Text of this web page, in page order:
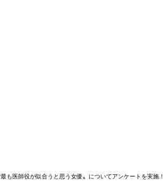
も医師役が似合うと思う女優〟についてアンケートを実施！